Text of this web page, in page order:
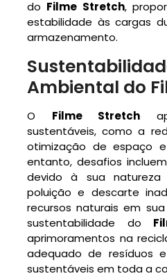
do Filme Stretch,
estabilidade às cargas
armazenamento.
Ambiental do
O Filme Stretch
sustentáveis, como a
otimização de espaço
entanto, desafios
devido à sua
poluição e descarte
recursos naturais em
sustentabilidade do
aprimoramentos na
adequado de resíduos
sustentáveis em toda a